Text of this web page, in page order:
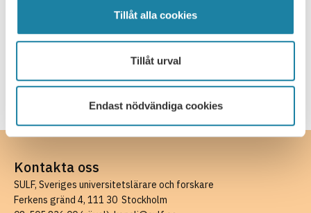
Tillåt alla cookies
Tillåt urval
Endast nödvändiga cookies
Kontakta oss
SULF, Sveriges universitetslärare och forskare
Ferkens gränd 4, 111 30 Stockholm